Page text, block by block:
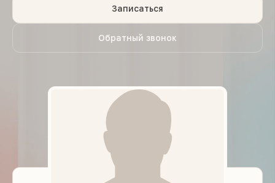
Обратный звонок
Записаться